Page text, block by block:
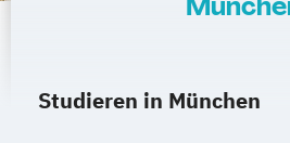
Studieren in München